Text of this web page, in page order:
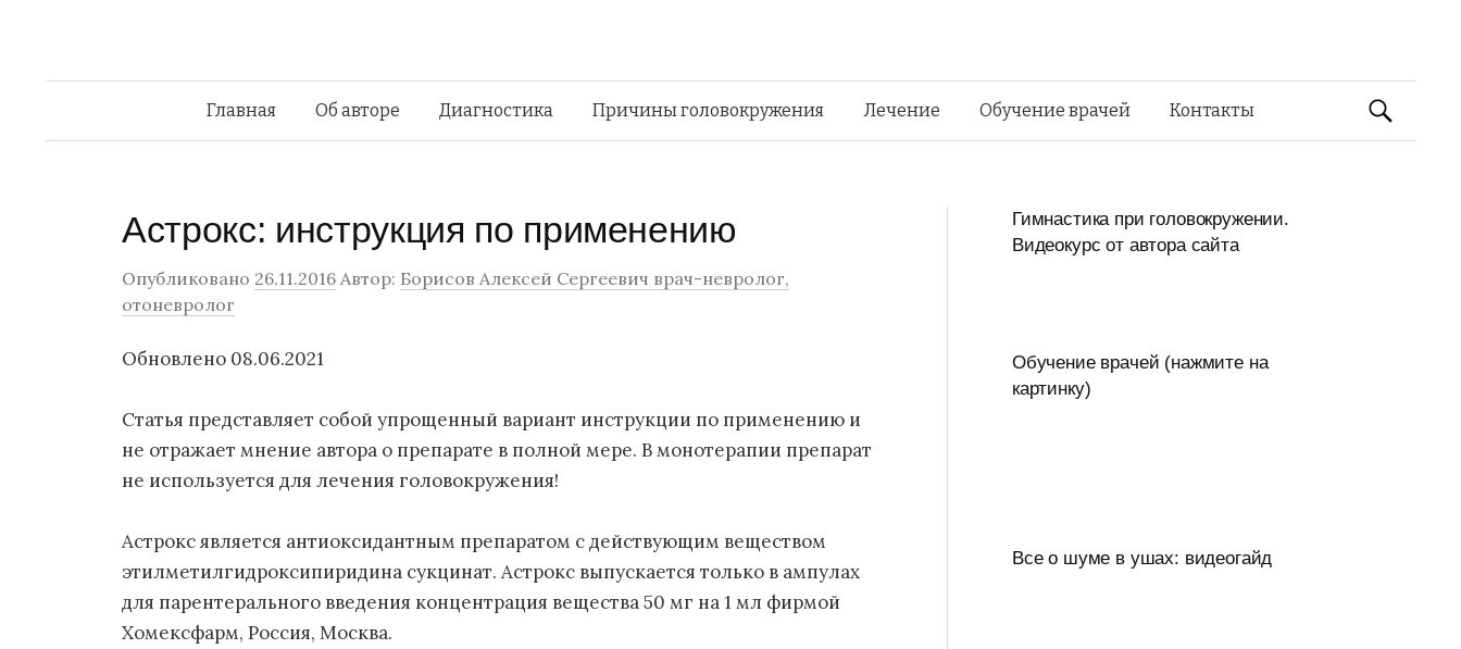
Перейти
содержимому
Главная Об авторе Диагностика Причины головокружения Лечение Обучение врачей Контакты Найти:
Астрокс: инструкция по применению
Опубликовано 26.11.2016 Автор: Борисов Алексей Сергеевич врач-невролог,
отоневролог
Обновлено 08.06.2021
Статья представляет собой упрощенный вариант инструкции по применению и
не отражает мнение автора о препарате в полной мере. В монотерапии препарат
не используется для лечения головокружения!
Астрокс является антиоксидантным препаратом с действующим веществом
этилметилгидроксипиридина сукцинат. Астрокс выпускается только в ампулах
для парентерального введения концентрация вещества 50 мг на 1 мл фирмой
Хомексфарм, Россия, Москва.
Гимнастика при головокружении.
Видеокурс от автора сайта
Обучение врачей (нажмите на
картинку)
Все о шуме в ушах: видеогайд